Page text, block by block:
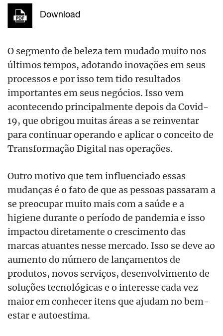
Download
O segmento de beleza tem mudado muito nos
últimos tempos, adotando inovações em seus
processos e por isso tem tido resultados
importantes em seus negócios. Isso vem
acontecendo principalmente depois da Covid-
19, que obrigou muitas áreas a se reinventar
para continuar operando e aplicar o conceito de
Transformação Digital nas operações.
Outro motivo que tem influenciado essas
mudanças é o fato de que as pessoas passaram a
se preocupar muito mais com a saúde e a
higiene durante o período de pandemia e isso
impactou diretamente o crescimento das
marcas atuantes nesse mercado. Isso se deve ao
aumento do número de lançamentos de
produtos, novos serviços, desenvolvimento de
soluções tecnológicas e o interesse cada vez
maior em conhecer itens que ajudam no bem-
estar e autoestima.